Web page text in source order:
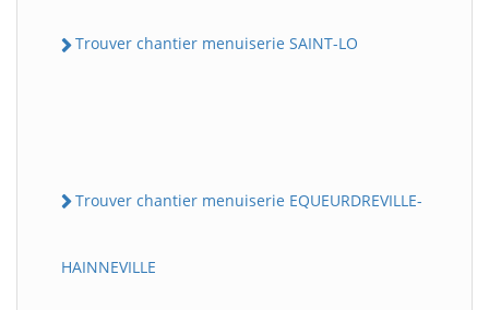
Trouver chantier menuiserie SAINT-LO
Trouver chantier menuiserie EQUEURDREVILLE-
HAINNEVILLE